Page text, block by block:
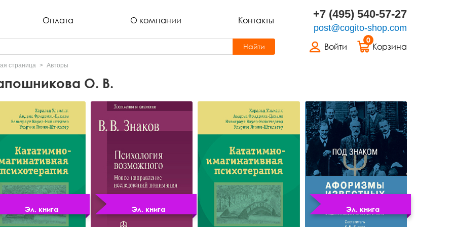
Оплата О компании Контакты +7 (495) 540-57-27
post@cogito-shop.com
Войти
0
Корзина
Найти
страница Авторы
О. В.
Эл. книга Эл. книга Эл. книга